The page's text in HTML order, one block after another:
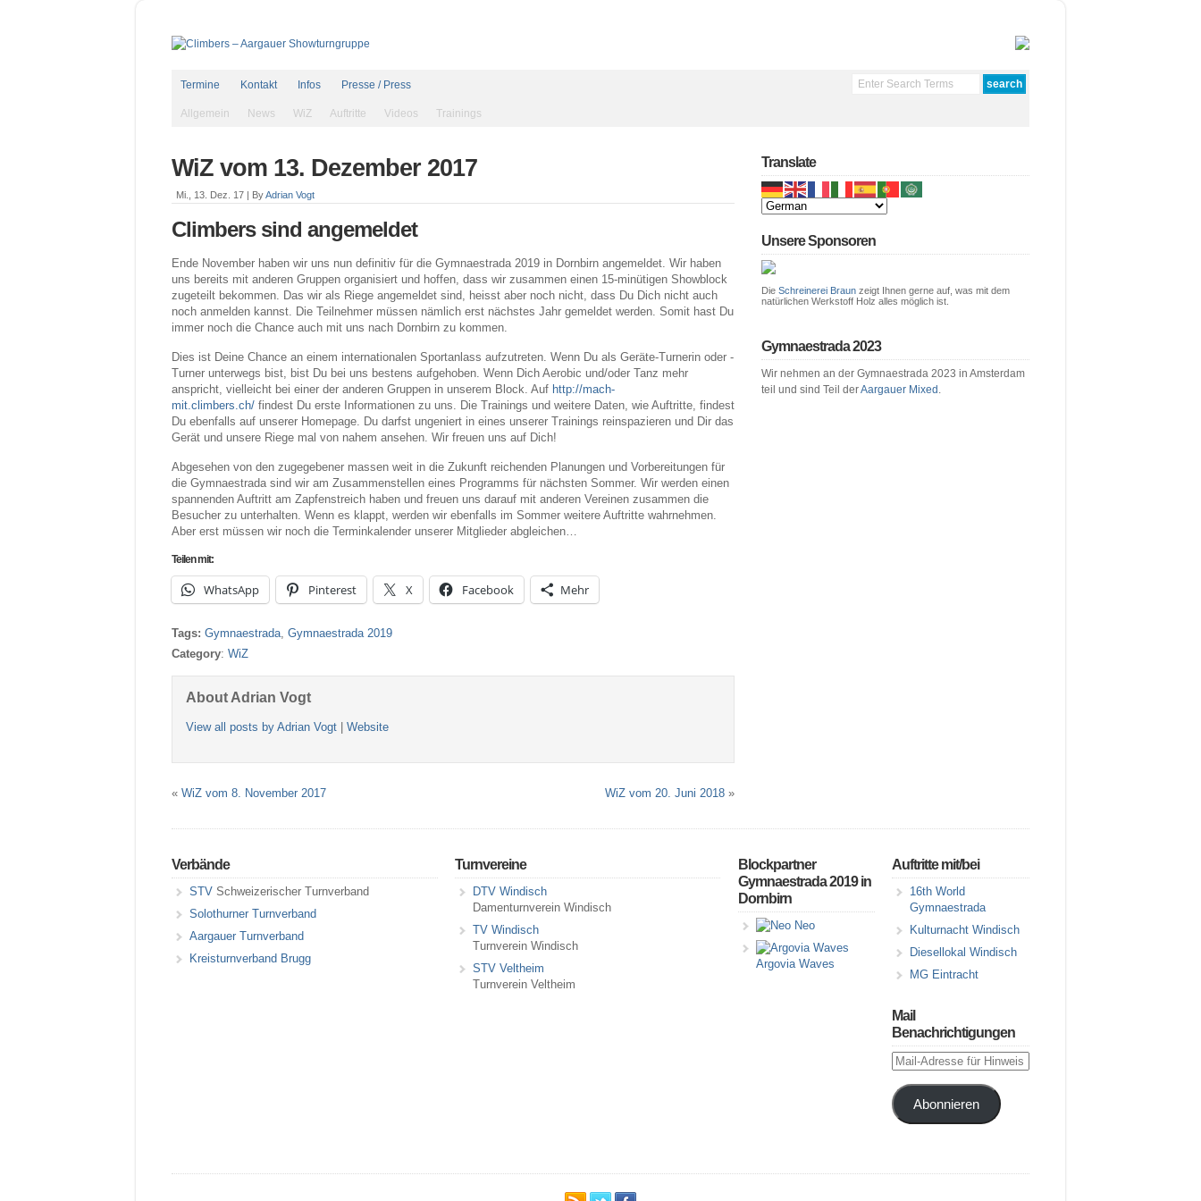
Termine Kontakt Infos Presse / Press
Allgemein News WiZ Auftritte Videos Trainings
WiZ vom 13. Dezember 2017
Mi., 13. Dez. 17 | ByAdrian Vogt
Climbers sind angemeldet
Ende November haben wir uns nun definitiv für die Gymnaestrada 2019 in Dornbirn angemeldet. Wir haben
uns bereits mit anderen Gruppen organisiert und hoffen, dass wir zusammen einen 15-minütigen Showblock
zugeteilt bekommen. Das wir als Riege angemeldet sind, heisst aber noch nicht, dass Du Dich nicht auch
noch anmelden kannst. Die Teilnehmer müssen nämlich erst nächstes Jahr gemeldet werden. Somit hast Du
immer noch die Chance auch mit uns nach Dornbirn zu kommen.
Dies ist Deine Chance an einem internationalen Sportanlass aufzutreten. Wenn Du als Geräte-Turnerin oder -
Turner unterwegs bist, bist Du bei uns bestens aufgehoben. Wenn Dich Aerobic und/oder Tanz mehr
anspricht, vielleicht bei einer der anderen Gruppen in unserem Block. Auf http://mach-
mit.climbers.ch/ findest Du erste Informationen zu uns. Die Trainings und weitere Daten, wie Auftritte, findest
Du ebenfalls auf unserer Homepage. Du darfst ungeniert in eines unserer Trainings reinspazieren und Dir das
Gerät und unsere Riege mal von nahem ansehen. Wir freuen uns auf Dich!
Abgesehen von den zugegebener massen weit in die Zukunft reichenden Planungen und Vorbereitungen für
die Gymnaestrada sind wir am Zusammenstellen eines Programms für nächsten Sommer. Wir werden einen
spannenden Auftritt am Zapfenstreich haben und freuen uns darauf mit anderen Vereinen zusammen die
Besucher zu unterhalten. Wenn es klappt, werden wir ebenfalls im Sommer weitere Auftritte wahrnehmen.
Aber erst müssen wir noch die Terminkalender unserer Mitglieder abgleichen…
Teilen mit:
WhatsApp Pinterest X Facebook Mehr
Tags: Gymnaestrada, Gymnaestrada 2019
Category: WiZ
About Adrian Vogt
View all posts by Adrian Vogt Website
« WiZ vom 8. November 2017 WiZ vom 20. Juni 2018 »
Translate
Unsere Sponsoren
Die Schreinerei Braun zeigt Ihnen gerne auf, was mit dem
natürlichen Werkstoff Holz alles möglich ist.
Gymnaestrada 2023
Wir nehmen an der Gymnaestrada 2023 in Amsterdam
teil und sind Teil derAargauer Mixed .
Verbände
STV Schweizerischer Turnverband
Solothurner Turnverband
Aargauer Turnverband
Kreisturnverband Brugg
Turnvereine
DTV Windisch
Damenturnverein Windisch
TV Windisch
Turnverein Windisch
STV Veltheim
Turnverein Veltheim
Blockpartner
Gymnaestrada 2019 in
Dornbirn
Neo
Argovia Waves
Auftritte mit/bei
16th World
Gymnaestrada
Kulturnacht Windisch
Diesellokal Windisch
MG Eintracht
Mail
Benachrichtigungen
Mail-
Adresse
für
Hinweis
auf
Abonnieren